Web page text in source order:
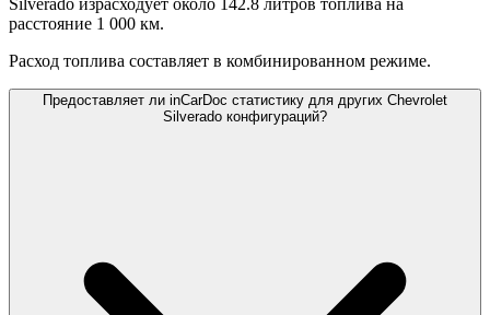
Silverado израсходует около 142.8 литров топлива на
расстояние 1 000 км.
Расход топлива составляет в комбинированном режиме.
Предоставляет ли inCarDoc статистику для других Chevrolet
Silverado конфигураций?